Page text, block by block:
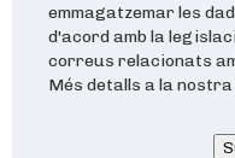
emmagatzemar les
d'acord amb la
correus relacionats
Més detalls a la nostra